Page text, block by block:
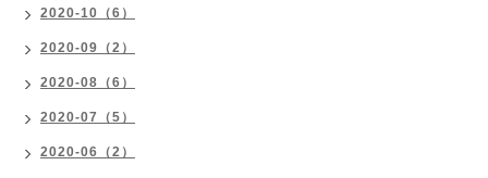
2020-10（6）
2020-09（2）
2020-08（6）
2020-07（5）
2020-06（2）